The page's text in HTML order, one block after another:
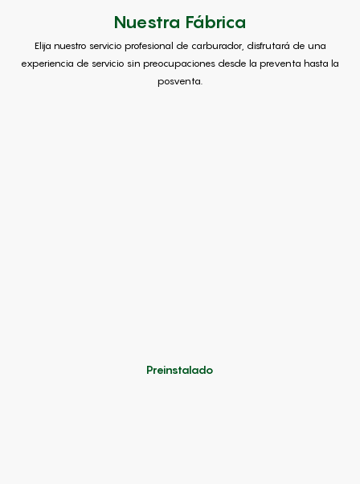
Nuestra Fábrica
Elija nuestro servicio profesional de carburador, disfrutará de una
experiencia de servicio sin preocupaciones desde la preventa hasta la
posventa.
Preinstalado